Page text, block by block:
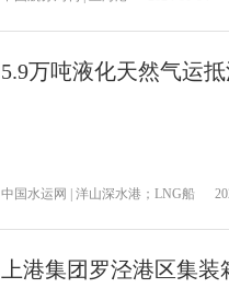
5.9万吨液化天然气运
中国水运网 | 洋山深水港；LNG船
上港集团罗泾港区集